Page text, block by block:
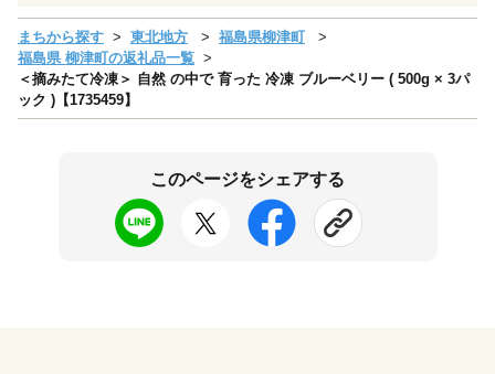
まちから探す 東北地方
福島県柳津町
福島県 柳津町の返礼品一覧
＜摘みたて冷凍＞ 自然 の中で 育った 冷凍 ブルーベリー ( 500g × 3パ
ック )【1735459】
このページをシェアする